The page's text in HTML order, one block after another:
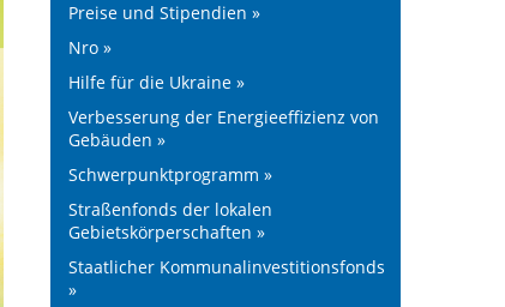
Preise und Stipendien »
Nro »
Hilfe für die Ukraine »
Verbesserung der Energieeffizienz von
Gebäuden »
Schwerpunktprogramm »
Straßenfonds der lokalen
Gebietskörperschaften »
Staatlicher Kommunalinvestitionsfonds
»